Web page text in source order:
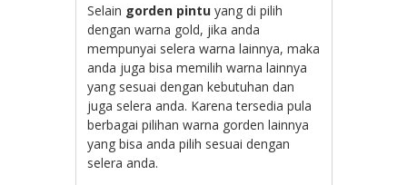
Selain gorden pintu yang di pilih
dengan warna gold, jika anda
mempunyai selera warna lainnya, maka
anda juga bisa memilih warna lainnya
yang sesuai dengan kebutuhan dan
juga selera anda. Karena tersedia pula
berbagai pilihan warna gorden lainnya
yang bisa anda pilih sesuai dengan
selera anda.